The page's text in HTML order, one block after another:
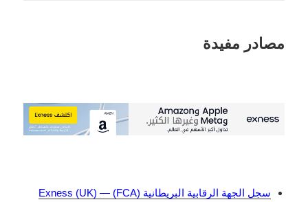
مصادر مفيدة
سجل الجهة الرقابية البريطانية (FCA) — Exness (UK)